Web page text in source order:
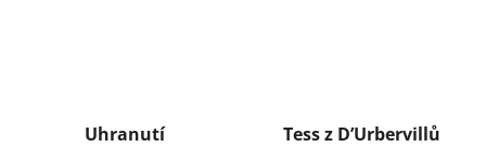
Uhranutí Tess z D’Urbervillů